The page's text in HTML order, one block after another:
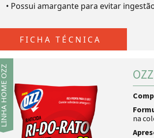
• Possui amargante para evitar
FICHA TÉCNICA
LINHA HOME OZZ
na